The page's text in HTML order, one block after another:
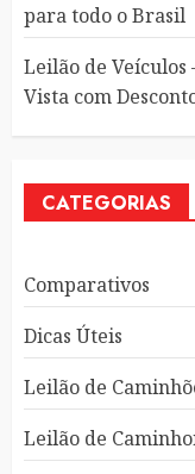
para todo o Brasil
Leilão de
Vista com
CATEGORIAS
Comparativos
Dicas Úteis
Leilão de
Leilão de